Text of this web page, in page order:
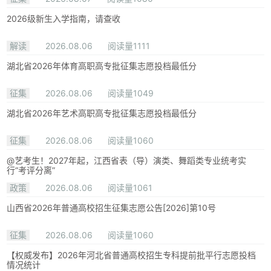
2026级新生入学指南，请查收
解读 2026.08.06
阅读量1111
湖北省2026年体育高职高专批征集志愿投档最低分
征集 2026.08.06
阅读量1049
湖北省2026年艺术高职高专批征集志愿投档最低分
征集 2026.08.06
阅读量1060
@艺考生！2027年起，江西省表（导）演类、舞蹈类专业统考实
行“考评分离”
政策
2026.08.06
阅读量1061
山西省2026年普通高校招生征集志愿公告[2026]第10号
征集 2026.08.06
阅读量1060
【权威发布】2026年河北省普通高校招生专科提前批平行志愿投档
情况统计